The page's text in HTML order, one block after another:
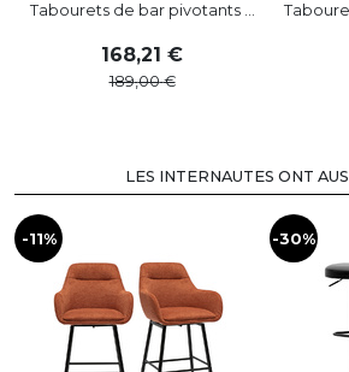
Tabourets de bar pivotants ...
168,21
189,00
LES INTERNAUTES ONT
-11% -30%